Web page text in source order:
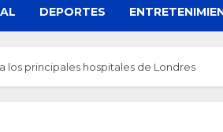
DEPORTES
los principales hospitales de Londres